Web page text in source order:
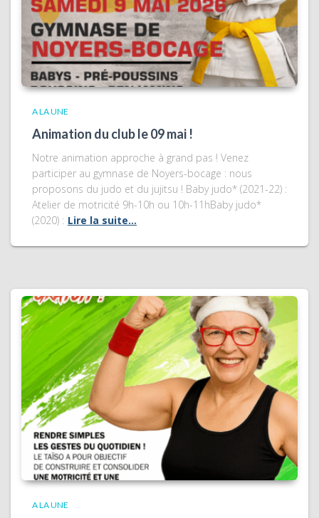
A LA UNE
Animation du club le 09 mai !
Notre animation approche à grand pas ! Venez
participer au gymnase de Noyers-bocage : nous
proposons du judo et du jujitsu ! Baby judo* (2021-22) :
Atelier de motricité 9h-10h ou 10h-11hBaby judo*
(2020) : Lire la suite…
A LA UNE